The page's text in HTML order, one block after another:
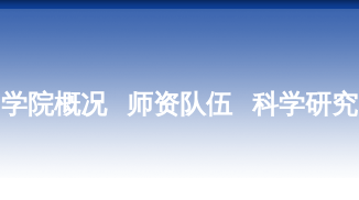
学院概况 师资队伍 科学研究